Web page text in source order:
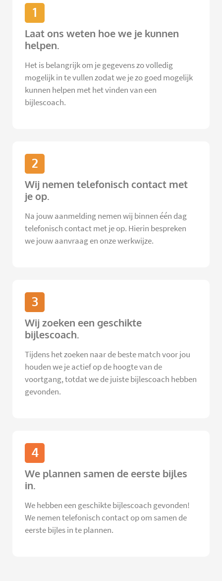
1
Laat ons weten hoe we je kunnen
helpen.
Het is belangrijk om je gegevens zo volledig
mogelijk in te vullen zodat we je zo goed mogelijk
kunnen helpen met het vinden van een
bijlescoach.
2
Wij nemen telefonisch contact met
je op.
Na jouw aanmelding nemen wij binnen één dag
telefonisch contact met je op. Hierin bespreken
we jouw aanvraag en onze werkwijze.
3
Wij zoeken een geschikte
bijlescoach.
Tijdens het zoeken naar de beste match voor jou
houden we je actief op de hoogte van de
voortgang, totdat we de juiste bijlescoach hebben
gevonden.
4
We plannen samen de eerste bijles
in.
We hebben een geschikte bijlescoach gevonden!
We nemen telefonisch contact op om samen de
eerste bijles in te plannen.